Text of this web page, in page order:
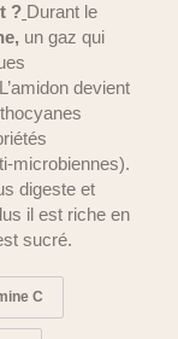
? Durant le
un gaz qui
devient
microbiennes).
digeste et
il est riche en
sucré.
C